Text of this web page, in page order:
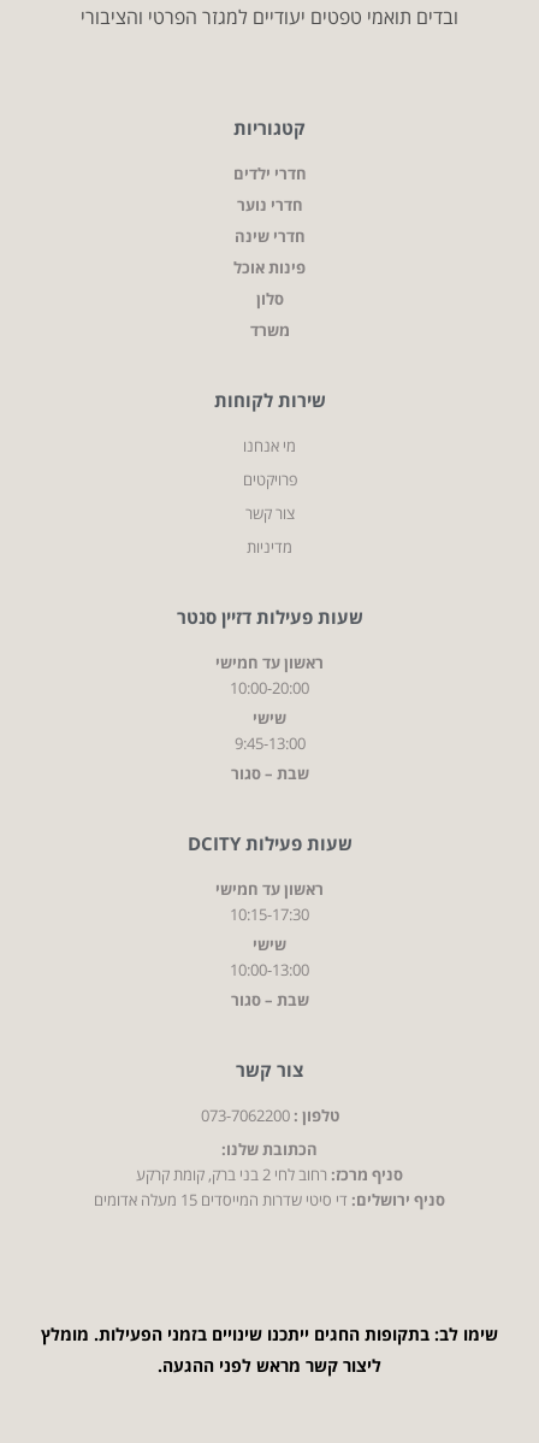
ובדים תואמי טפטים יעודיים למגזר הפרטי והציבורי
קטגוריות
חדרי ילדים
חדרי נוער
חדרי שינה
פינות אוכל
סלון
משרד
שירות לקוחות
מי אנחנו
פרויקטים
צור קשר
מדיניות
שעות פעילות דזיין סנטר
ראשון עד חמישי
10:00-20:00
שישי
9:45-13:00
שבת – סגור
שעות פעילות DCITY
ראשון עד חמישי
10:15-17:30
שישי
10:00-13:00
שבת – סגור
צור קשר
טלפון : 073-7062200
הכתובת שלנו:
סניף מרכז: רחוב לחי 2 בני ברק, קומת קרקע
סניף ירושלים: די סיטי שדרות המייסדים 15 מעלה אדומים
שימו לב: בתקופות החגים ייתכנו שינויים בזמני הפעילות. מומלץ
ליצור קשר מראש לפני ההגעה.